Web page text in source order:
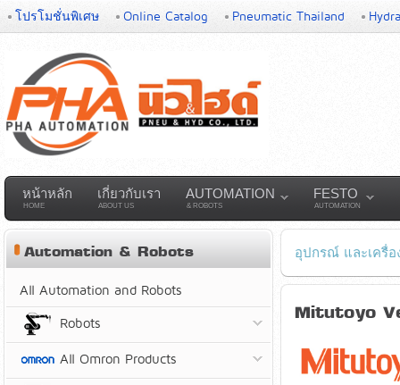
โปรโมชั่นพิเศษ Online Catalog Pneumatic Thailand
หน้าหลัก
HOME
เกี่ยวกับเรา
ABOUT US
AUTOMATION
& ROBOTS
FESTO
AUTOMATION
อุปกรณ์ และเครื่อ
Mitutoyo
Automation & Robots
All Automation and Robots
Robots
All Omron Products